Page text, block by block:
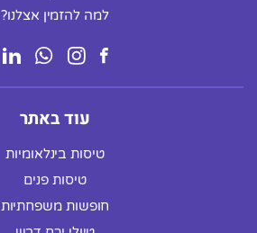
למה להזמין אצלנו?
עוד באתר
טיסות בינלאומיות
טיסות פנים
חופשות משפחתיות